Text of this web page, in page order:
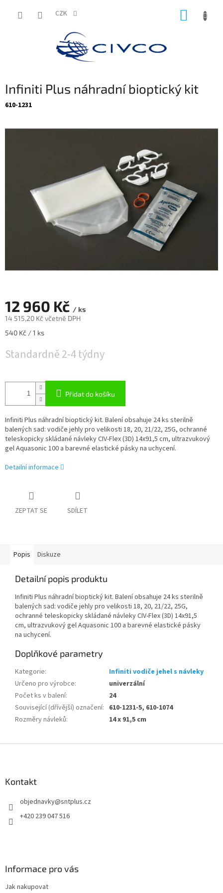
CZK
Infiniti Plus náhradní bioptický kit
610-1231
12 960 Kč / ks
14 515,20 Kč včetně DPH
Měrná
540 Kč / 1 ks
Standardně 2-4 týdny
Přidat do košíku
Infiniti Plus náhradní bioptický kit. Balení obsahuje 24 ks sterilně
balených sad: vodiče jehly pro velikosti 18, 20, 21/22, 25G, ochranné
teleskopicky skládané návleky CIV-Flex (3D) 14x91,5 cm, ultrazvukový
gel Aquasonic 100 a barevné elastické pásky na uchycení.
Detailní informace
ZEPTAT SE SDÍLET
Popis Diskuze
Detailní popis produktu
Infiniti Plus náhradní bioptický kit. Balení obsahuje 24 ks sterilně
balených sad: vodiče jehly pro velikosti 18, 20, 21/22, 25G,
ochranné teleskopicky skládané návleky CIV-Flex (3D) 14x91,5
cm, ultrazvukový gel Aquasonic 100 a barevné elastické pásky
na uchycení.
Doplňkové parametry
Kategorie:
Infiniti vodiče jehel s návleky
Určeno pro výrobce:
univerzální
Počet ks v balení:
24
Související (dřívější) označení: 610-1231-5, 610-1074
Rozměry návleků: 14 x 91,5 cm
Kontakt
objednavky@sntplus.cz
+420 239 047 516
Informace pro vás
Jak nakupovat